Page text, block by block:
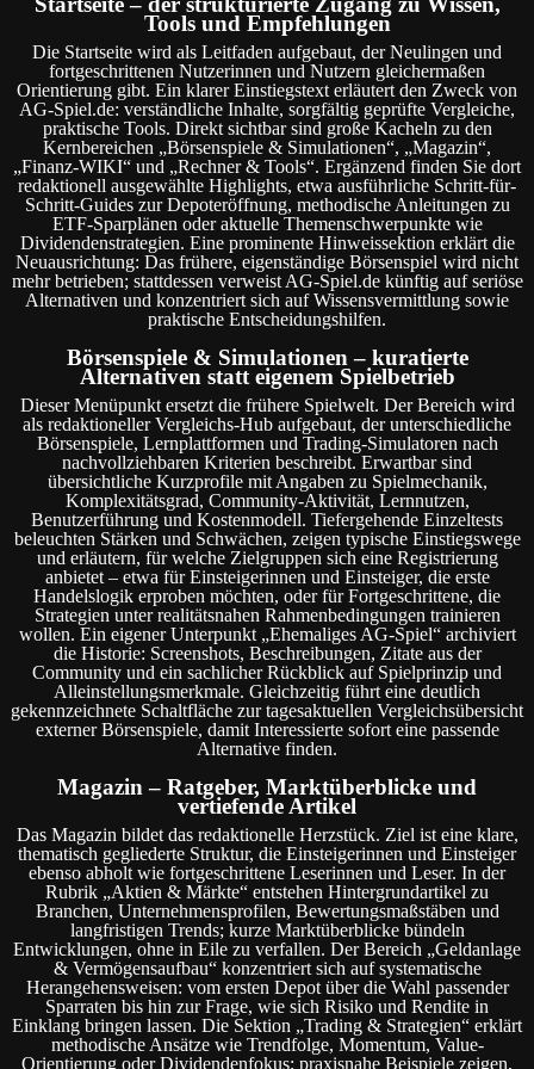
Tools und Empfehlungen
Die Startseite wird als Leitfaden aufgebaut, der Neulingen und
fortgeschrittenen Nutzerinnen und Nutzern gleichermaßen
Orientierung gibt. Ein klarer Einstiegstext erläutert den Zweck von
AG-Spiel.de: verständliche Inhalte, sorgfältig geprüfte Vergleiche,
praktische Tools. Direkt sichtbar sind große Kacheln zu den
Kernbereichen „Börsenspiele & Simulationen“, „Magazin“,
„Finanz-WIKI“ und „Rechner & Tools“. Ergänzend finden Sie dort
redaktionell ausgewählte Highlights, etwa ausführliche Schritt-für-
Schritt-Guides zur Depoteröffnung, methodische Anleitungen zu
ETF-Sparplänen oder aktuelle Themenschwerpunkte wie
Dividendenstrategien. Eine prominente Hinweissektion erklärt die
Neuausrichtung: Das frühere, eigenständige Börsenspiel wird nicht
mehr betrieben; stattdessen verweist AG-Spiel.de künftig auf seriöse
Alternativen und konzentriert sich auf Wissensvermittlung sowie
praktische Entscheidungshilfen.
Börsenspiele & Simulationen – kuratierte
Alternativen statt eigenem Spielbetrieb
Dieser Menüpunkt ersetzt die frühere Spielwelt. Der Bereich wird
als redaktioneller Vergleichs-Hub aufgebaut, der unterschiedliche
Börsenspiele, Lernplattformen und Trading-Simulatoren nach
nachvollziehbaren Kriterien beschreibt. Erwartbar sind
übersichtliche Kurzprofile mit Angaben zu Spielmechanik,
Komplexitätsgrad, Community-Aktivität, Lernnutzen,
Benutzerführung und Kostenmodell. Tiefergehende Einzeltests
beleuchten Stärken und Schwächen, zeigen typische Einstiegswege
und erläutern, für welche Zielgruppen sich eine Registrierung
anbietet – etwa für Einsteigerinnen und Einsteiger, die erste
Handelslogik erproben möchten, oder für Fortgeschrittene, die
Strategien unter realitätsnahen Rahmenbedingungen trainieren
wollen. Ein eigener Unterpunkt „Ehemaliges AG-Spiel“ archiviert
die Historie: Screenshots, Beschreibungen, Zitate aus der
Community und ein sachlicher Rückblick auf Spielprinzip und
Alleinstellungsmerkmale. Gleichzeitig führt eine deutlich
gekennzeichnete Schaltfläche zur tagesaktuellen Vergleichsübersicht
externer Börsenspiele, damit Interessierte sofort eine passende
Alternative finden.
Magazin – Ratgeber, Marktüberblicke und
vertiefende Artikel
Das Magazin bildet das redaktionelle Herzstück. Ziel ist eine klare,
thematisch gegliederte Struktur, die Einsteigerinnen und Einsteiger
ebenso abholt wie fortgeschrittene Leserinnen und Leser. In der
Rubrik „Aktien & Märkte“ entstehen Hintergrundartikel zu
Branchen, Unternehmensprofilen, Bewertungsmaßstäben und
langfristigen Trends; kurze Marktüberblicke bündeln
Entwicklungen, ohne in Eile zu verfallen. Der Bereich „Geldanlage
& Vermögensaufbau“ konzentriert sich auf systematische
Herangehensweisen: vom ersten Depot über die Wahl passender
Sparraten bis hin zur Frage, wie sich Risiko und Rendite in
Einklang bringen lassen. Die Sektion „Trading & Strategien“ erklärt
methodische Ansätze wie Trendfolge, Momentum, Value-
Orientierung oder Dividendenfokus; praxisnahe Beispiele zeigen,